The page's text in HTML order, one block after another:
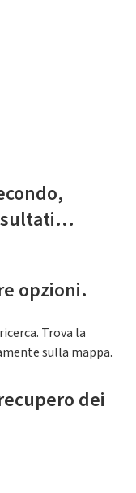
opzioni.
Trova la
sulla mappa.
dei